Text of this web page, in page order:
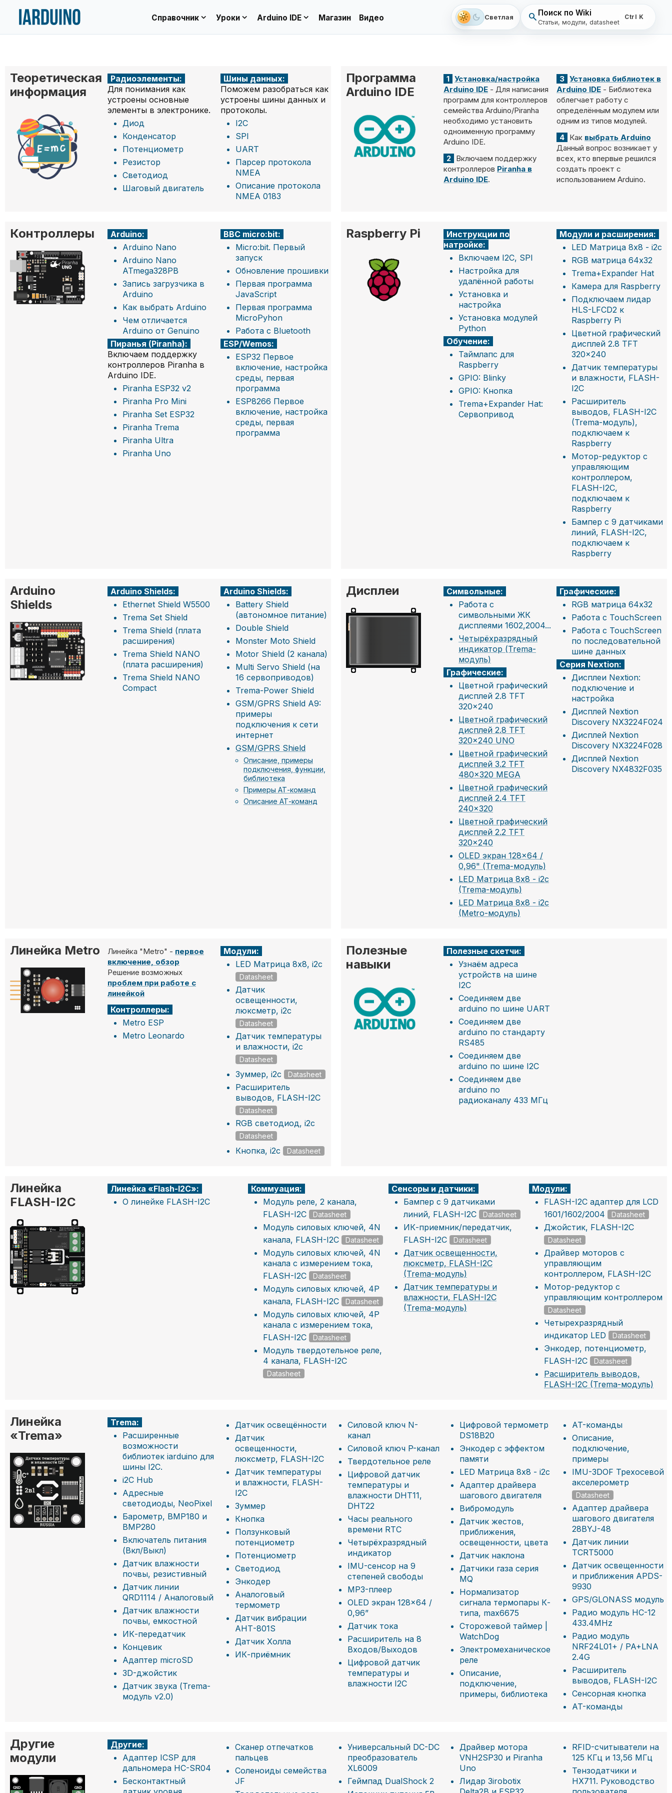
Справочникexpand_more Урокиexpand_more Arduino IDEexpand_more Магазин Видео light_mode dark_mode Светлая search Поиск по Wiki
Статьи, модули, datasheet
Ctrl K
Теоретическая
информация
Радиоэлементы:
Для понимания как
устроены основные
элементы в электронике.
Диод
Конденсатор
Потенциометр
Резистор
Светодиод
Шаговый двигатель
Шины данных:
Поможем разобраться как
устроены шины данных и
протоколы.
I2C
SPI
UART
Парсер протокола
NMEA
Описание протокола
NMEA 0183
Программа
Arduino IDE
1 Установка/настройка
Arduino IDE - Для написания
программ для контроллеров
семейства Arduino/Piranha
необходимо установить
одноименную программу
Arduino IDE.
2 Включаем поддержку
контроллеров Piranha в
Arduino IDE.
3 Установка библиотек в
Arduino IDE - Библиотека
облегчает работу с
определённым модулем или
одним из типов модулей.
4 Как выбрать Arduino
Данный вопрос возникает у
всех, кто впервые решился
создать проект с
использованием Arduino.
Контроллеры
Arduino:
Arduino Nano
Arduino Nano
ATmega328PB
Запись загрузчика в
Arduino
Как выбрать Arduino
Чем отличается
Arduino от Genuino
Пиранья (Piranha):
Включаем поддержку
контроллеров Piranha в
Arduino IDE.
Piranha ESP32 v2
Piranha Pro Mini
Piranha Set ESP32
Piranha Trema
Piranha Ultra
Piranha Uno
BBC micro:bit:
Micro:bit. Первый
запуск
Обновление прошивки
Первая программа
JavaScript
Первая программа
MicroPyhon
Работа с Bluetooth
ESP/Wemos:
ESP32 Первое
включение, настройка
среды, первая
программа
ESP8266 Первое
включение, настройка
среды, первая
программа
Raspberry Pi
Инструкции по
натройке:
Включаем I2C, SPI
Настройка для
удалённой работы
Установка и
настройка
Установка модулей
Python
Обучение:
Таймлапс для
Raspberry
GPIO: Blinky
GPIO: Кнопка
Trema+Expander Hat:
Сервопривод
Модули и расширения:
LED Матрица 8x8 - i2c
RGB матрица 64x32
Trema+Expander Hat
Камера для Raspberry
Подключаем лидар
HLS-LFCD2 к
Raspberry Pi
Цветной графический
дисплей 2.8 TFT
320x240
Датчик температуры
и влажности, FLASH-
I2C
Расширитель
выводов, FLASH-I2C
(Trema-модуль),
подключаем к
Raspberry
Мотор-редуктор с
управляющим
контроллером,
FLASH-I2C,
подключаем к
Raspberry
Бампер с 9 датчиками
линий, FLASH-I2C,
подключаем к
Raspberry
Arduino
Shields
Arduino Shields:
Ethernet Shield W5500
Trema Set Shield
Trema Shield (плата
расширения)
Trema Shield NANO
(плата расширения)
Trema Shield NANO
Compact
Arduino Shields:
Battery Shield
(автономное питание)
Double Shield
Monster Moto Shield
Motor Shield (2 канала)
Multi Servo Shield (на
16 сервоприводов)
Trema-Power Shield
GSM/GPRS Shield A9:
примеры
подключения к сети
интернет
GSM/GPRS Shield
Описание, примеры
подключения, функции,
библиотека
Примеры АТ-команд
Описание АТ-команд
Дисплеи
Символьные:
Работа с
символьными ЖК
дисплеями 1602,2004...
Четырёхразрядный
индикатор (Trema-
модуль)
Графические:
Цветной графический
дисплей 2.8 TFT
320x240
Цветной графический
дисплей 2.8 TFT
320x240 UNO
Цветной графический
дисплей 3.2 TFT
480x320 MEGA
Цветной графический
дисплей 2.4 TFT
240×320
Цветной графический
дисплей 2.2 TFT
320×240
OLED экран 128×64 /
0,96" (Trema-модуль)
LED Матрица 8x8 - i2c
(Trema-модуль)
LED Матрица 8x8 - i2c
(Metro-модуль)
Графические:
RGB матрица 64x32
Работа с TouchScreen
Работа с TouchScreen
по последовательной
шине данных
Серия Nextion:
Дисплеи Nextion:
подключение и
настройка
Дисплей Nextion
Discovery NX3224F024
Дисплей Nextion
Discovery NX3224F028
Дисплей Nextion
Discovery NX4832F035
Линейка Metro Линейка "Metro" - первое
включение, обзор
Решение возможных
проблем при работе с
линейкой
Контроллеры:
Metro ESP
Metro Leonardo
Модули:
LED Матрица 8x8, i2c
Datasheet
Датчик
освещенности,
люксметр, i2c
Datasheet
Датчик температуры
и влажности, i2c
Datasheet
Зуммер, i2c Datasheet
Расширитель
выводов, FLASH-I2C
Datasheet
RGB светодиод, i2c
Datasheet
Кнопка, i2c Datasheet
Полезные
навыки
Полезные скетчи:
Узнаём адреса
устройств на шине
I2C
Соединяем две
arduino по шине UART
Соединяем две
arduino по стандарту
RS485
Соединяем две
arduino по шине I2C
Соединяем две
arduino по
радиоканалу 433 МГц
Линейка
FLASH-I2C
Линейка «Flash-I2C»:
О линейке FLASH-I2C
Коммуация:
Модуль реле, 2 канала,
FLASH-I2C
Datasheet
Модуль силовых ключей, 4N
канала, FLASH-I2C
Datasheet
Модуль силовых ключей, 4N
канала с измерением тока,
FLASH-I2C
Datasheet
Модуль силовых ключей, 4P
канала, FLASH-I2C
Datasheet
Модуль силовых ключей, 4P
канала с измерением тока,
FLASH-I2C
Datasheet
Модуль твердотельное реле,
4 канала, FLASH-I2C
Datasheet
Сенсоры и датчики:
Бампер с 9 датчиками
линий, FLASH-I2C
Datasheet
ИК-приемник/передатчик,
FLASH-I2C
Datasheet
Датчик освещенности,
люксметр, FLASH-I2C
(Trema-модуль)
Датчик температуры и
влажности, FLASH-I2C
(Trema-модуль)
Модули:
FLASH-I2C адаптер для LCD
1601/1602/2004
Datasheet
Джойстик, FLASH-I2C
Datasheet
Драйвер моторов с
управляющим
контроллером, FLASH-I2C
Мотор-редуктор с
управляющим контроллером
Datasheet
Четырехразрядный
индикатор LED
Datasheet
Энкодер, потенциометр,
FLASH-I2C
Datasheet
Расширитель выводов,
FLASH-I2C (Trema-модуль)
Линейка
«Trema»
Trema:
Расширенные
возможности
библиотек iarduino для
шины I2C.
i2C Hub
Адресные
светодиоды, NeoPixel
Барометр, BMP180 и
BMP280
Включатель питания
(Вкл/Выкл)
Датчик влажности
почвы, резистивный
Датчик линии
QRD1114 / Аналоговый
Датчик влажности
почвы, емкостной
ИК-передатчик
Концевик
Адаптер microSD
3D-джойстик
Датчик звука (Trema-
модуль v2.0)
Датчик освещённости
Датчик
освещенности,
люксметр, FLASH-I2C
Датчик температуры
и влажности, FLASH-
I2C
Зуммер
Кнопка
Ползунковый
потенциометр
Потенциометр
Светодиод
Энкодер
Аналоговый
термометр
Датчик вибрации
АНТ-801S
Датчик Холла
ИК-приёмник
Силовой ключ N-
канал
Силовой ключ P-канал
Твердотельное реле
Цифровой датчик
температуры и
влажности DHT11,
DHT22
Часы реального
времени RTC
Четырёхразрядный
индикатор
IMU-сенсор на 9
степеней свободы
MP3-плеер
OLED экран 128×64 /
0,96”
Датчик тока
Расширитель на 8
Входов/Выходов
Цифровой датчик
температуры и
влажности I2C
Цифровой термометр
DS18B20
Энкодер с эффектом
памяти
LED Матрица 8x8 - i2c
Адаптер драйвера
шагового двигателя
Вибромодуль
Датчик жестов,
приближения,
освещенности, цвета
Датчик наклона
Датчики газа серия
MQ
Нормализатор
сигнала термопары К-
типа, max6675
Сторожевой таймер |
WatchDog
Электромеханическое
реле
Описание,
подключение,
примеры, библиотека
AT-команды
Описание,
подключение,
примеры
IMU-3DOF Трехосевой
акселерометр
Datasheet
Адаптер драйвера
шагового двигателя
28BYJ-48
Датчик линии
TCRT5000
Датчик освещенности
и приближения APDS-
9930
GPS/GLONASS модуль
Радио модуль HC-12
433.4MHz
Радио модуль
NRF24L01+ / PA+LNA
2.4G
Расширитель
выводов, FLASH-I2C
Сенсорная кнопка
AT-команды
Другие
модули
Другие:
Адаптер ICSP для
дальномера HC-SR04
Бесконтактный
Сканер отпечатков
пальцев
Соленоиды семейства
JF
Универсальный DC-DC
преобразователь
XL6009
Геймпад DualShock 2
Драйвер мотора
VNH2SP30 и Piranha
Uno
Лидар 3irobotix
RFID-считыватели на
125 КГц и 13,56 МГц
Тензодатчики и
НХ711. Руководство